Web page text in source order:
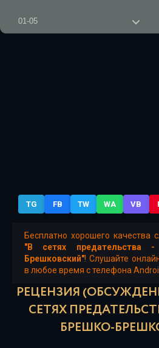
01-05
01-13
01-14
01-15
01-17
TG FB TW WA VB
Бесплатно хорошего качества
"В сетях предательства
Брешковский"! Слушайте
в любое время с телефона
РЕЦЕНЗИЯ
СЕТЯХ
БРЕШКО-